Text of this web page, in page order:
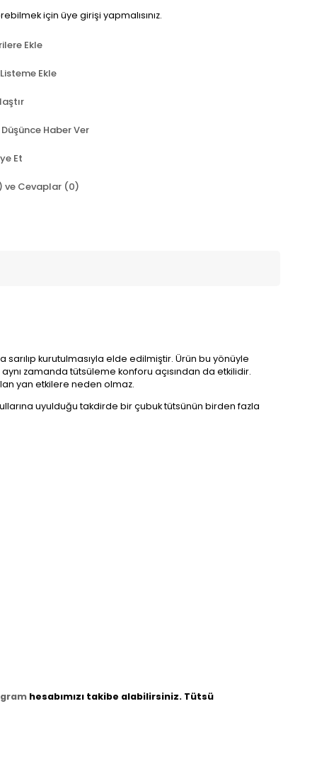
için üye girişi yapmalısınız.
Ekle
Ekle
Haber Ver
Et
ve Cevaplar (0)
kurutulmasıyla elde edilmiştir. Ürün bu yönüyle
zamanda tütsüleme konforu açısından da etkilidir.
yan etkilere neden olmaz.
uyulduğu takdirde bir çubuk tütsünün birden fazla
hesabımızı takibe alabilirsiniz. Tütsü